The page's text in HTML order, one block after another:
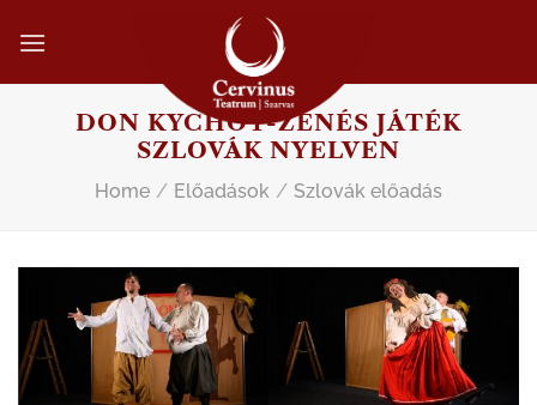
DON KYCHOT-ZENÉS JÁTÉK
SZLOVÁK NYELVEN
Home / Előadások / Szlovák előadás